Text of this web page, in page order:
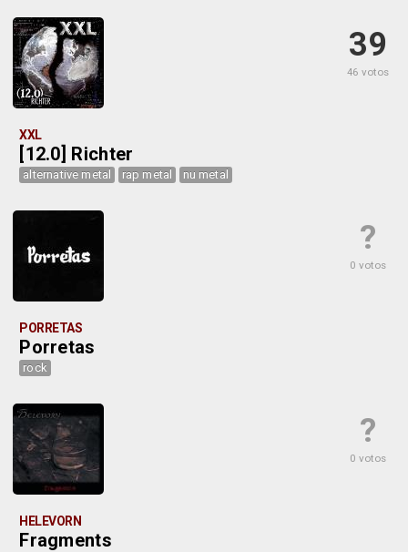
39
46 votos
XXL
[12.0] Richter
alternative metal rap metal nu metal
?
0 votos
PORRETAS
Porretas
rock
?
0 votos
HELEVORN
Fragments